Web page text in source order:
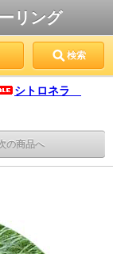
リング
検索
シトロネラ
の商品へ